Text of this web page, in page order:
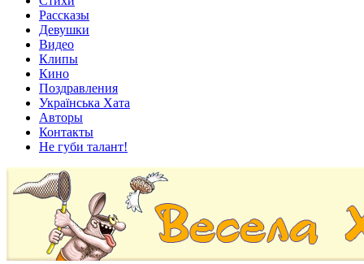
Рассказы
Девушки
Видео
Клипы
Кино
Поздравления
Українська Хата
Авторы
Контакты
Не губи талант!